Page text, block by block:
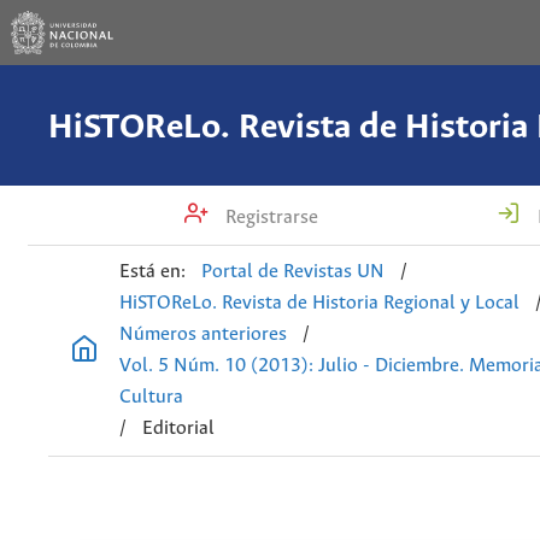
Registrarse
Está en: Portal de Revistas UN
/
HiSTOReLo. Revista de Historia Regional y Local
Números anteriores
/
Vol. 5 Núm. 10 (2013): Julio - Diciembre.
Cultura
/
Editorial